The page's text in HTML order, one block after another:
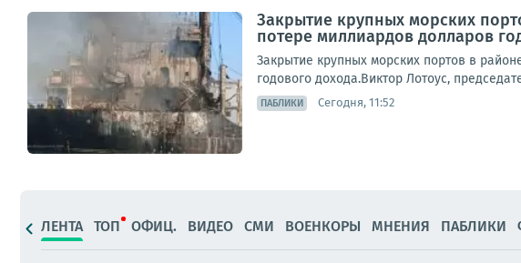
Закрытие крупных морских
потере миллиардов долларов
Закрытие крупных морских портов в
годового дохода.Виктор Лотоус,
ПАБЛИКИ Сегодня, 11:52
ЛЕНТА ТОП ОФИЦ. ВИДЕО СМИ ВОЕНКОРЫ МНЕНИЯ ПАБЛИКИ